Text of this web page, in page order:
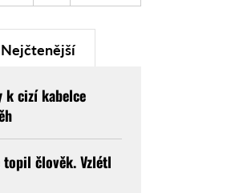
Nejčtenější
k cizí kabelce
člověk. Vzlétl